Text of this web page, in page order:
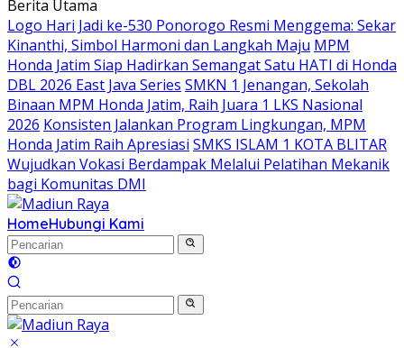
Langsung
ke
konten
Berita Utama
Logo Hari Jadi ke-530 Ponorogo Resmi Menggema: Sekar
Kinanthi, Simbol Harmoni dan Langkah Maju MPM
Honda Jatim Siap Hadirkan Semangat Satu HATI di Honda
DBL 2026 East Java Series SMKN 1 Jenangan, Sekolah
Binaan MPM Honda Jatim, Raih Juara 1 LKS Nasional
2026 Konsisten Jalankan Program Lingkungan, MPM
Honda Jatim Raih Apresiasi SMKS ISLAM 1 KOTA BLITAR
Wujudkan Vokasi Berdampak Melalui Pelatihan Mekanik
bagi Komunitas DMI
HomeHubungi Kami